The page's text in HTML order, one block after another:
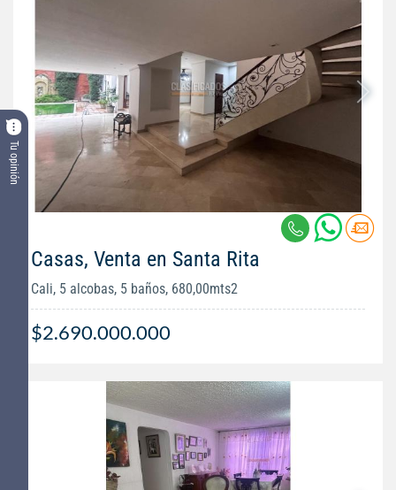
Tu opinión
Casas, Venta en Santa Rita
Cali, 5 alcobas, 5 baños, 680,00mts2
$2.690.000.000